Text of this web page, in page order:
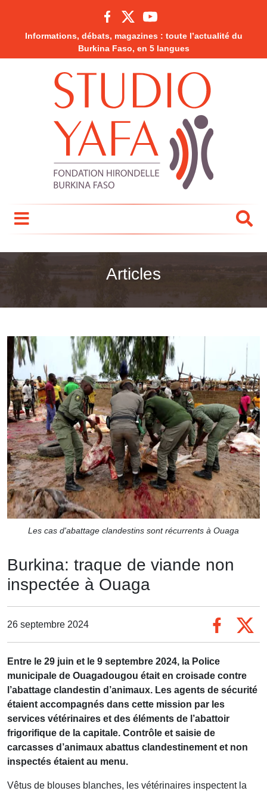
Informations, débats, magazines : toute l’actualité du
Burkina Faso, en 5 langues
Articles
Les cas d'abattage clandestins sont récurrents à Ouaga
Burkina: traque de viande non
inspectée à Ouaga
26 septembre 2024
Entre le 29 juin et le 9 septembre 2024, la Police
municipale de Ouagadougou était en croisade contre
l’abattage clandestin d’animaux. Les agents de sécurité
étaient accompagnés dans cette mission par les
services vétérinaires et des éléments de l’abattoir
frigorifique de la capitale. Contrôle et saisie de
carcasses d’animaux abattus clandestinement et non
inspectés étaient au menu.
Vêtus de blouses blanches, les vétérinaires inspectent la